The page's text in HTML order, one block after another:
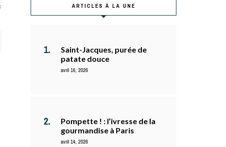
ARTICLES À LA UNE
Saint-Jacques, purée de
patate douce
avril 16, 2026
Pompette ! : l’ivresse de la
gourmandise à Paris
avril 14, 2026